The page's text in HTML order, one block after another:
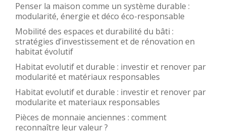
Penser la maison comme un système durable :
modularité, énergie et déco éco-responsable
Mobilité des espaces et durabilité du bâti :
stratégies d’investissement et de rénovation en
habitat évolutif
Habitat evolutif et durable : investir et renover par
modularité et matériaux responsables
Habitat evolutif et durable : investir et renover par
modularite et materiaux responsables
Pièces de monnaie anciennes : comment
reconnaître leur valeur ?